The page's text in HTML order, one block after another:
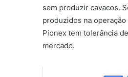
sem produzir cavacos.
produzidos na
Pionex tem tolerância
mercado.